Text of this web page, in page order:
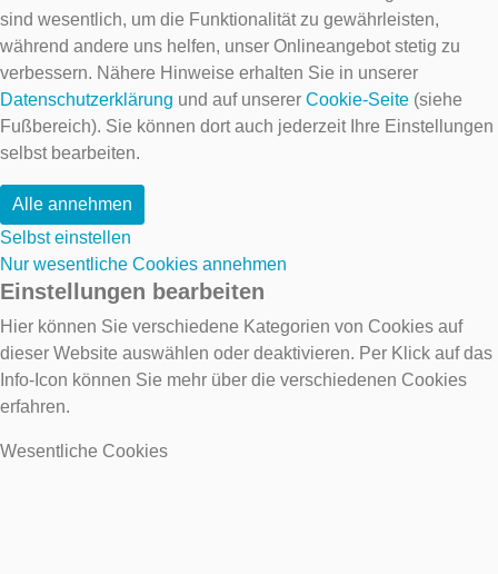
sind wesentlich, um die Funktionalität zu gewährleisten,
während andere uns helfen, unser Onlineangebot stetig zu
verbessern. Nähere Hinweise erhalten Sie in unserer
Datenschutzerklärung und auf unserer Cookie-Seite (siehe
Fußbereich). Sie können dort auch jederzeit Ihre Einstellungen
selbst bearbeiten.
Alle annehmen
Selbst einstellen
Nur wesentliche Cookies annehmen
Einstellungen bearbeiten
Hier können Sie verschiedene Kategorien von Cookies auf
dieser Website auswählen oder deaktivieren. Per Klick auf das
Info-Icon können Sie mehr über die verschiedenen Cookies
erfahren.
Wesentliche Cookies